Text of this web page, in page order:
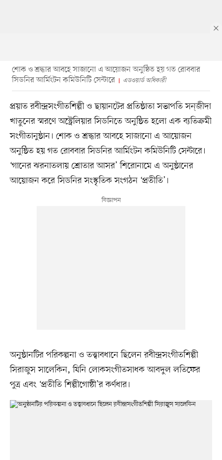
শোক ও শ্রদ্ধার আবহে সাজানো এ আয়োজন অনুষ্ঠিত হয় গত রোববার
সিডনির আর্মিংটন কমিউনিটি সেন্টারে
এডওয়ার্ড অধিকারী
প্রয়াত রবীন্দ্রসংগীতশিল্পী ও ছায়ানটের প্রতিষ্ঠাতা সভাপতি সন্‌জীদা
খাতুনের স্মরণে অস্ট্রেলিয়ার সিডনিতে অনুষ্ঠিত হলো এক ব্যতিক্রমী
সংগীতানুষ্ঠান। শোক ও শ্রদ্ধার আবহে সাজানো এ আয়োজন
অনুষ্ঠিত হয় গত রোববার সিডনির আর্মিংটন কমিউনিটি সেন্টারে।
‘গানের ঝরনাতলায় শ্রোতার আসর’ শিরোনামে এ অনুষ্ঠানের
আয়োজন করে সিডনির সংস্কৃতিক সংগঠন ‘প্রতীতি’।
অনুষ্ঠানটির পরিকল্পনা ও তত্ত্বাবধানে ছিলেন রবীন্দ্রসংগীতশিল্পী
সিরাজুস সালেকিন, যিনি লোকসংগীতসাধক আবদুল লতিফের
পুত্র এবং ‘প্রতীতি শিল্পীগোষ্ঠী’র কর্ণধার।